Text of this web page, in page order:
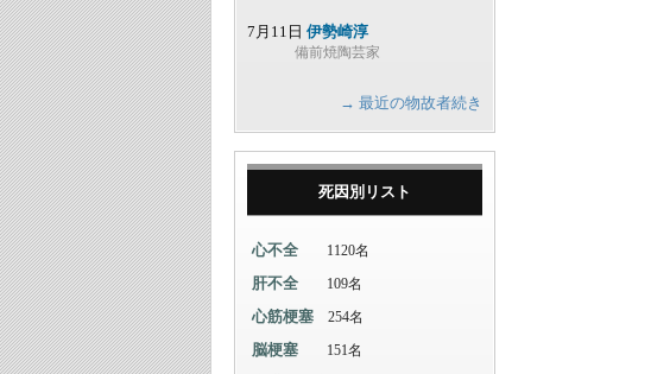
7月11日 伊勢崎淳
備前焼陶芸家
→ 最近の物故者続き
死因別リスト
心不全 1120名
肝不全 109名
心筋梗塞 254名
脳梗塞 151名